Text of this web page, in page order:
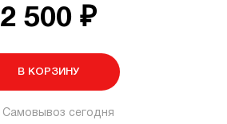
2 500 ₽
В КОРЗИНУ
Самовывоз сегодня